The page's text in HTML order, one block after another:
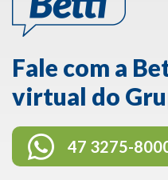
Fale com a
virtual do
47 3275-